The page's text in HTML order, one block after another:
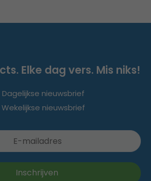
Elke dag vers. Mis niks!
Dagelijkse nieuwsbrief
Wekelijkse nieuwsbrief